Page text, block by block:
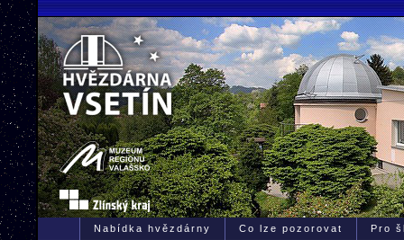
Nabídka hvězdárny Co lze pozorovat Pro